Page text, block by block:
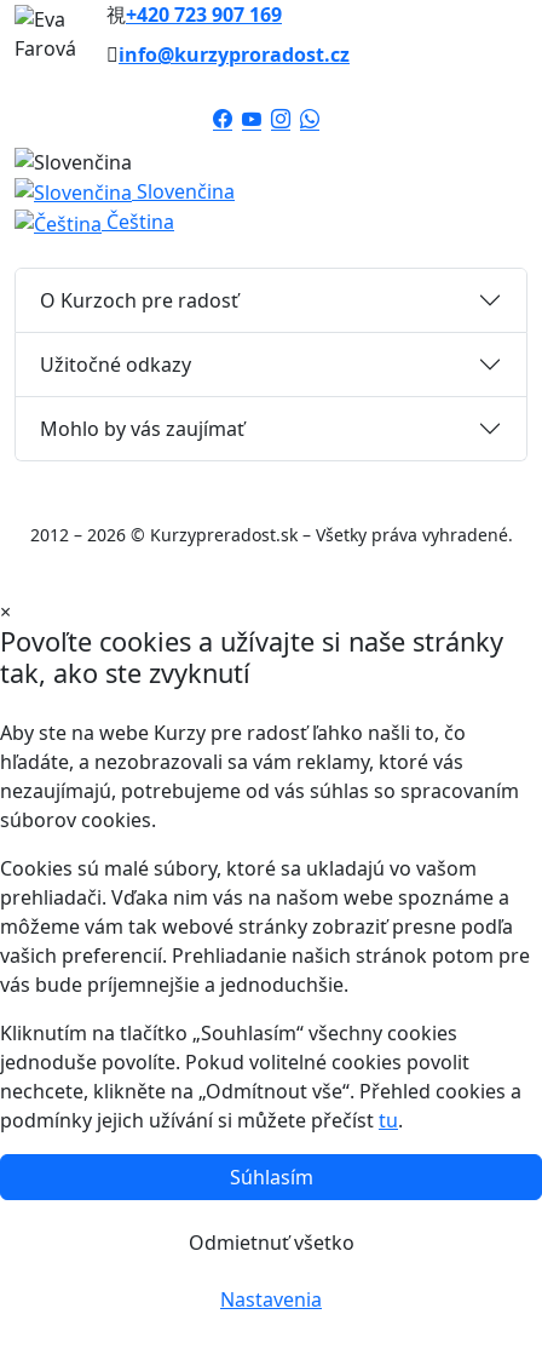
+420 723 907 169
info@kurzyproradost.cz
Slovenčina
Čeština
O Kurzoch pre radosť
Užitočné odkazy
Mohlo by vás zaujímať
2012 – 2026 © Kurzypreradost.sk – Všetky práva vyhradené.
×
Povoľte cookies a užívajte si naše stránky
tak, ako ste zvyknutí
Aby ste na webe Kurzy pre radosť ľahko našli to, čo
hľadáte, a nezobrazovali sa vám reklamy, ktoré vás
nezaujímajú, potrebujeme od vás súhlas so spracovaním
súborov cookies.
Cookies sú malé súbory, ktoré sa ukladajú vo vašom
prehliadači. Vďaka nim vás na našom webe spoznáme a
môžeme vám tak webové stránky zobraziť presne podľa
vašich preferencií. Prehliadanie našich stránok potom pre
vás bude príjemnejšie a jednoduchšie.
Kliknutím na tlačítko „Souhlasím“ všechny cookies
jednoduše povolíte. Pokud volitelné cookies povolit
nechcete, klikněte na „Odmítnout vše“. Přehled cookies a
podmínky jejich užívání si můžete přečísttu.
Súhlasím
Odmietnuť všetko
Nastavenia